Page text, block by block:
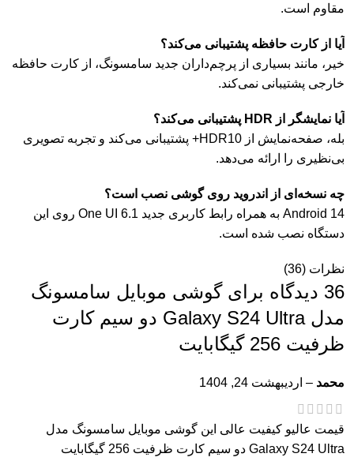
مقاوم است.
آیا از کارت حافظه پشتیبانی می‌کند؟
خیر، مانند بسیاری از پرچم‌داران جدید سامسونگ، از کارت حافظه
خارجی پشتیبانی نمی‌کند.
آیا نمایشگر از HDR پشتیبانی می‌کند؟
بله، صفحه‌نمایش از HDR10+ پشتیبانی می‌کند و تجربه تصویری
بی‌نظیری را ارائه می‌دهد.
چه نسخه‌ای از اندروید روی گوشی نصب است؟
Android 14 به همراه رابط کاربری جدید One UI 6.1 روی این
دستگاه نصب شده است.
نظرات (36)
36 دیدگاه برای
گوشی موبایل سامسونگ
مدل Galaxy S24 Ultra دو سیم کارت
ظرفیت 256 گیگابایت
محمد – اردیبهشت 24, 1404
قیمت عالیو کیفیت عالی این گوشی موبایل سامسونگ مدل
Galaxy S24 Ultra دو سیم کارت ظرفیت 256 گیگابایت